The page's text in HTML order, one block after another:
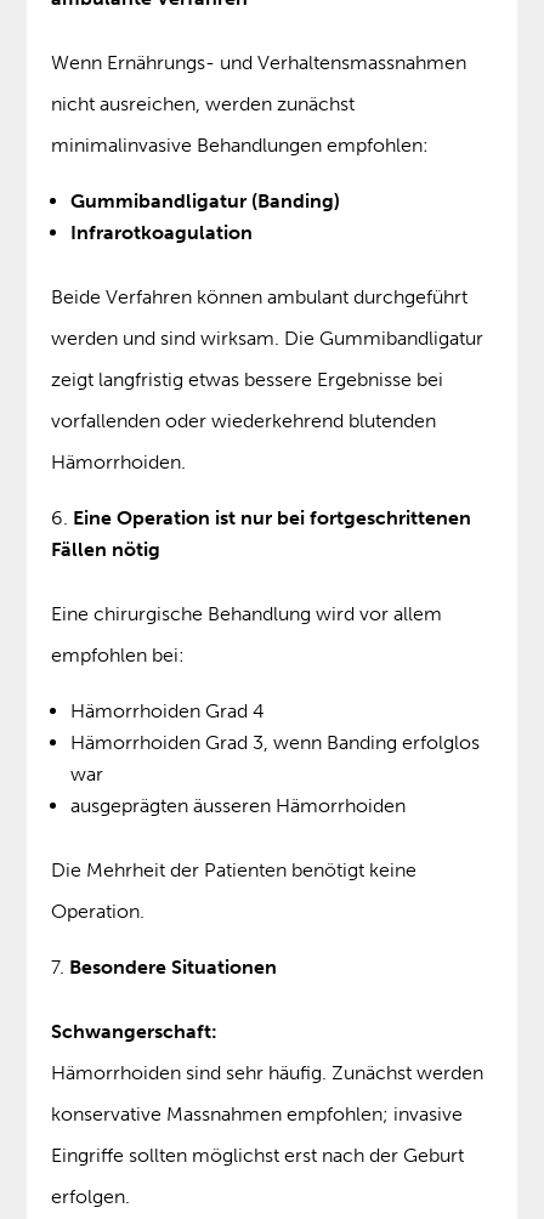
Wenn Ernährungs- und Verhaltensmassnahmen
nicht ausreichen, werden zunächst
minimalinvasive Behandlungen empfohlen:
Gummibandligatur (Banding)
Infrarotkoagulation
Beide Verfahren können ambulant durchgeführt
werden und sind wirksam. Die Gummibandligatur
zeigt langfristig etwas bessere Ergebnisse bei
vorfallenden oder wiederkehrend blutenden
Hämorrhoiden.
Eine Operation ist nur bei fortgeschrittenen
Fällen nötig
Eine chirurgische Behandlung wird vor allem
empfohlen bei:
Hämorrhoiden Grad 4
Hämorrhoiden Grad 3, wenn Banding erfolglos
war
ausgeprägten äusseren Hämorrhoiden
Die Mehrheit der Patienten benötigt keine
Operation.
Besondere Situationen
Schwangerschaft:
Hämorrhoiden sind sehr häufig. Zunächst werden
konservative Massnahmen empfohlen; invasive
Eingriffe sollten möglichst erst nach der Geburt
erfolgen.